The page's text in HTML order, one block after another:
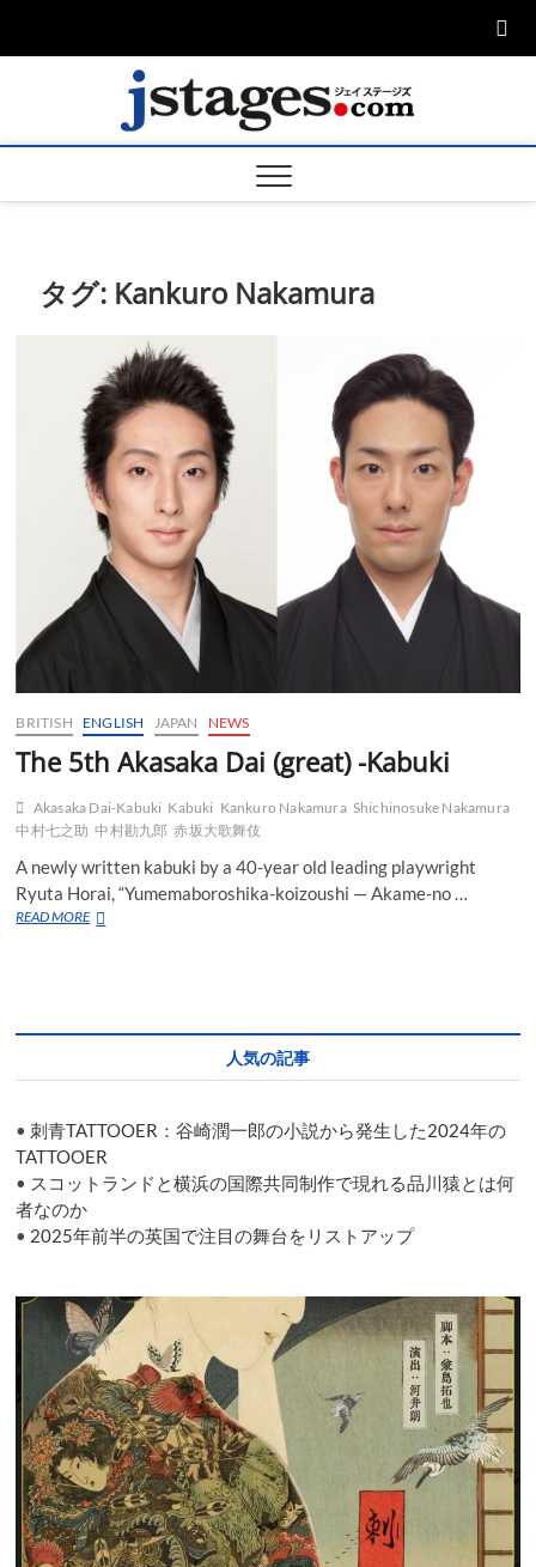
ージ
タグ: Kankuro Nakamura
BRITISH ENGLISH JAPAN NEWS
The 5th Akasaka Dai (great) -Kabuki
Akasaka Dai-Kabuki Kabuki Kankuro Nakamura Shichinosuke Nakamura
中村七之助 中村勘九郎 赤坂大歌舞伎
A newly written kabuki by a 40-year old leading playwright
Ryuta Horai, “Yumemaboroshika-koizoushi — Akame-no …
READ MOREThe
人気の記事
•刺青TATTOOER：谷崎潤一郎の小説から発生した2024年の
TATTOOER
• スコットランドと横浜の国際共同制作で現れる品川猿とは何
者なのか
• 2025年前半の英国で注目の舞台をリストアップ